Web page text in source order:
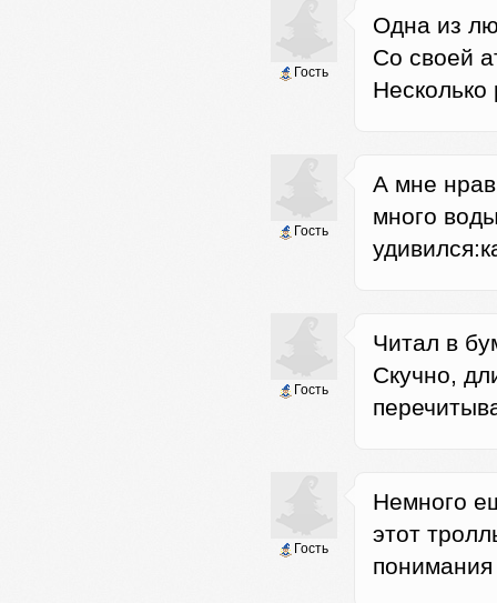
Гость
Одна из
Со своей
Несколько
Гость
А мне
много
Гость
Читал в
Скучно,
Гость
Немного
этот
понимания